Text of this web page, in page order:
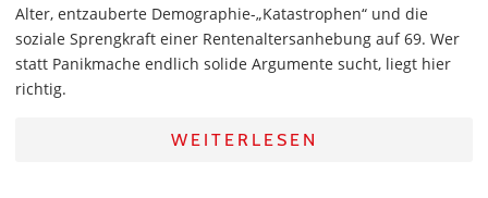
Alter, entzauberte Demographie-„Katastrophen“ und die
soziale Sprengkraft einer Rentenaltersanhebung auf 69. Wer
statt Panikmache endlich solide Argumente sucht, liegt hier
richtig.
WEITERLESEN